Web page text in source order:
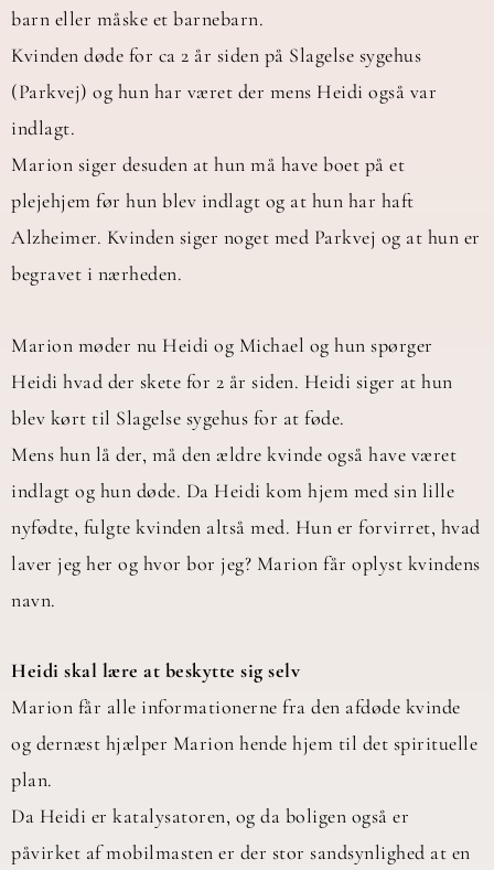
barn eller måske et barnebarn.
Kvinden døde for ca 2 år siden på Slagelse sygehus
(Parkvej) og hun har været der mens Heidi også var
indlagt.
Marion siger desuden at hun må have boet på et
plejehjem før hun blev indlagt og at hun har haft
Alzheimer. Kvinden siger noget med Parkvej og at hun er
begravet i nærheden.
Marion møder nu Heidi og Michael og hun spørger
Heidi hvad der skete for 2 år siden. Heidi siger at hun
blev kørt til Slagelse sygehus for at føde.
Mens hun lå der, må den ældre kvinde også have været
indlagt og hun døde. Da Heidi kom hjem med sin lille
nyfødte, fulgte kvinden altså med. Hun er forvirret, hvad
laver jeg her og hvor bor jeg? Marion får oplyst kvindens
navn.
Heidi skal lære at beskytte sig selv
Marion får alle informationerne fra den afdøde kvinde
og dernæst hjælper Marion hende hjem til det spirituelle
plan.
Da Heidi er katalysatoren, og da boligen også er
påvirket af mobilmasten er der stor sandsynlighed at en